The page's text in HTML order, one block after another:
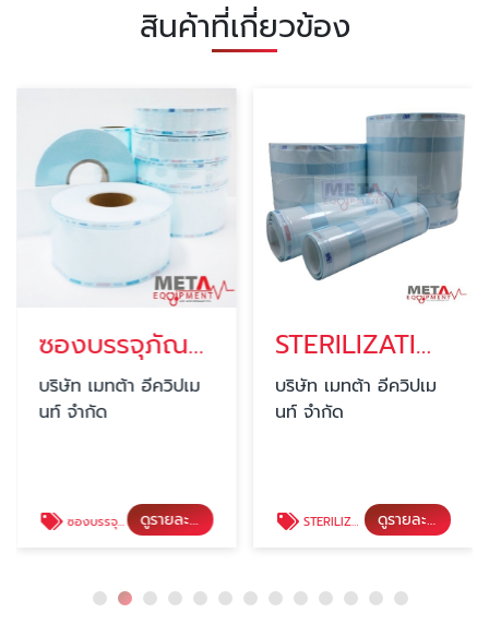
สินค้าที่เกี่ยวข้อง
ซองบรรจุภัณฑ์เครื่อมือแพทย์ปลอดเชื้อแบบขอบเรียบ Sterilization bag flat roll
บริษัท เมทต้า อีควิปเม
นท์ จำกัด
ซองบรรจุภัณฑ์เครื่อมือแพทย์ปลอดเชื้อแบบขอบเรียบ Sterilization bag flat roll ดูรายละเอียด
STERILIZATION GUSSETED ROLL
บริษัท เมทต้า อีควิปเม
นท์ จำกัด
STERILIZATION GUSSETED ROLL ดูรายละเอียด